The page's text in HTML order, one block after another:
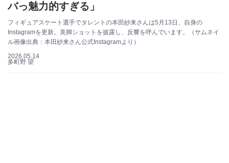
バっ魅力的すぎる」
フィギュアスケート選手でタレントの本田紗来さんは5月13日、自身の
Instagramを更新。美脚ショットを披露し、反響を呼んでいます。（サムネイ
ル画像出典：本田紗来さん公式Instagramより）
2026.05.14
多町野 望